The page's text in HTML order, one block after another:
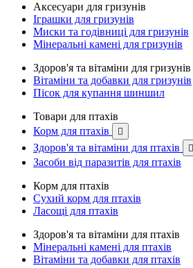
Аксесуари для гризунів
Іграшки для гризунів
Миски та годівниці для гризунів
Мінеральні камені для гризунів
Здоров'я та вітаміни для гризунів
Вітаміни та добавки для гризунів
Пісок для купання шиншил
Товари для птахів
Корм для птахів

Здоров'я та вітаміни для птахів 
Засоби від паразитів для птахів
Корм для птахів
Сухий корм для птахів
Ласощі для птахів
Здоров'я та вітаміни для птахів
Мінеральні камені для птахів
Вітаміни та добавки для птахів